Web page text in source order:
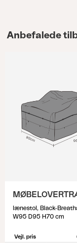
Anbefalede
lænestol, Black-
W95 D95 H70 cm
Vejl. pris